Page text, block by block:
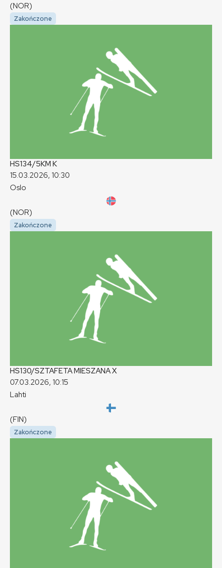
(NOR)
Zakończone
HS134/5KM K
15.03.2026, 10:30
Oslo
(NOR)
Zakończone
HS130/SZTAFETA MIESZANAX
07.03.2026, 10:15
Lahti
(FIN)
Zakończone